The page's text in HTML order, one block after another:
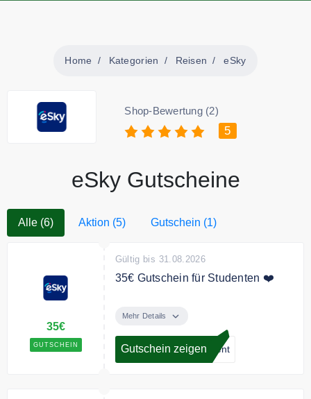
Home Kategorien Reisen eSky
Shop-Bewertung (2)
5
eSky Gutscheine
Alle (6) Aktion (5) Gutschein (1)
35€
GUTSCHEIN
Gültig bis 31.08.2026
35€ Gutschein für Studenten ❤️
Flug bei eSky
Mehr Details
Gutschein zeigen dent